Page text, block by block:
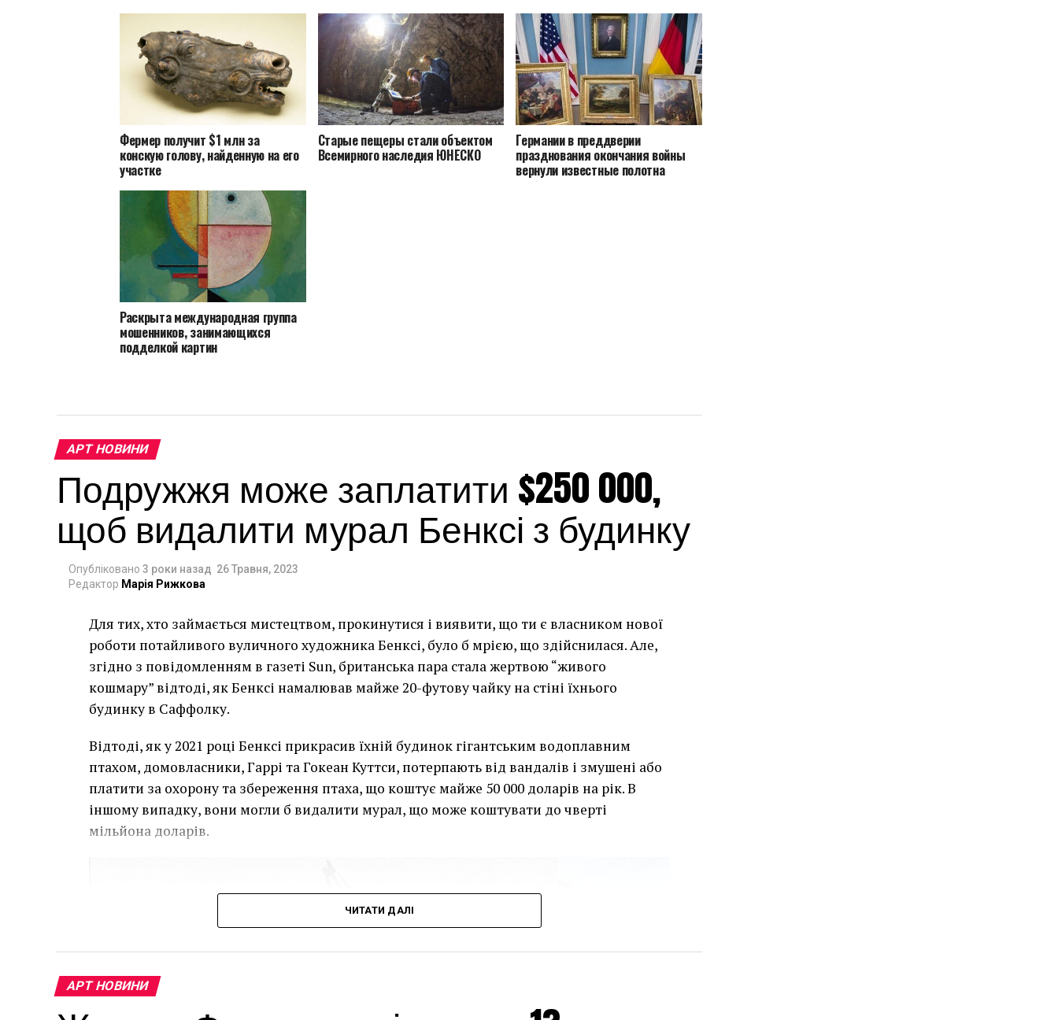
Фермер получит $1 млн за
конскую голову, найденную на его
участке
Старые пещеры стали объектом
Всемирного наследия ЮНЕСКО
Германии в преддверии
празднования окончания войны
вернули известные полотна
Раскрыта международная группа
мошенников, занимающихся
подделкой картин
АРТ НОВИНИ
Подружжя може заплатити $250 000,
щоб видалити мурал Бенксі з будинку
Опубліковано 3 роки назад 26 Травня, 2023
Редактор Марія Рижкова
Для тих, хто займається мистецтвом, прокинутися і виявити, що ти є власником нової
роботи потайливого вуличного художника Бенксі, було б мрією, що здійснилася. Але,
згідно з повідомленням в газеті Sun, британська пара стала жертвою “живого
кошмару” відтоді, як Бенксі намалював майже 20-футову чайку на стіні їхнього
будинку в Саффолку.
Відтоді, як у 2021 році Бенксі прикрасив їхній будинок гігантським водоплавним
птахом, домовласники, Гаррі та Гокеан Куттси, потерпають від вандалів і змушені або
платити за охорону та збереження птаха, що коштує майже 50 000 доларів на рік. В
іншому випадку, вони могли б видалити мурал, що може коштувати до чверті
мільйона доларів.
ЧИТАТИ ДАЛІ
АРТ НОВИНИ